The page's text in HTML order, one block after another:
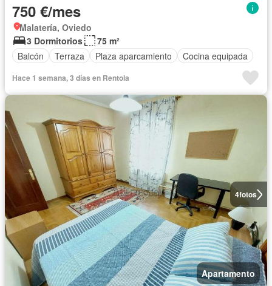
750 €/mes
Malatería, Oviedo
3 Dormitorios
75 m²
Balcón
Terraza Plaza aparcamiento Cocina equipada
Hace 1 semana, 3 días en Rentola
4fotos
Apartamento